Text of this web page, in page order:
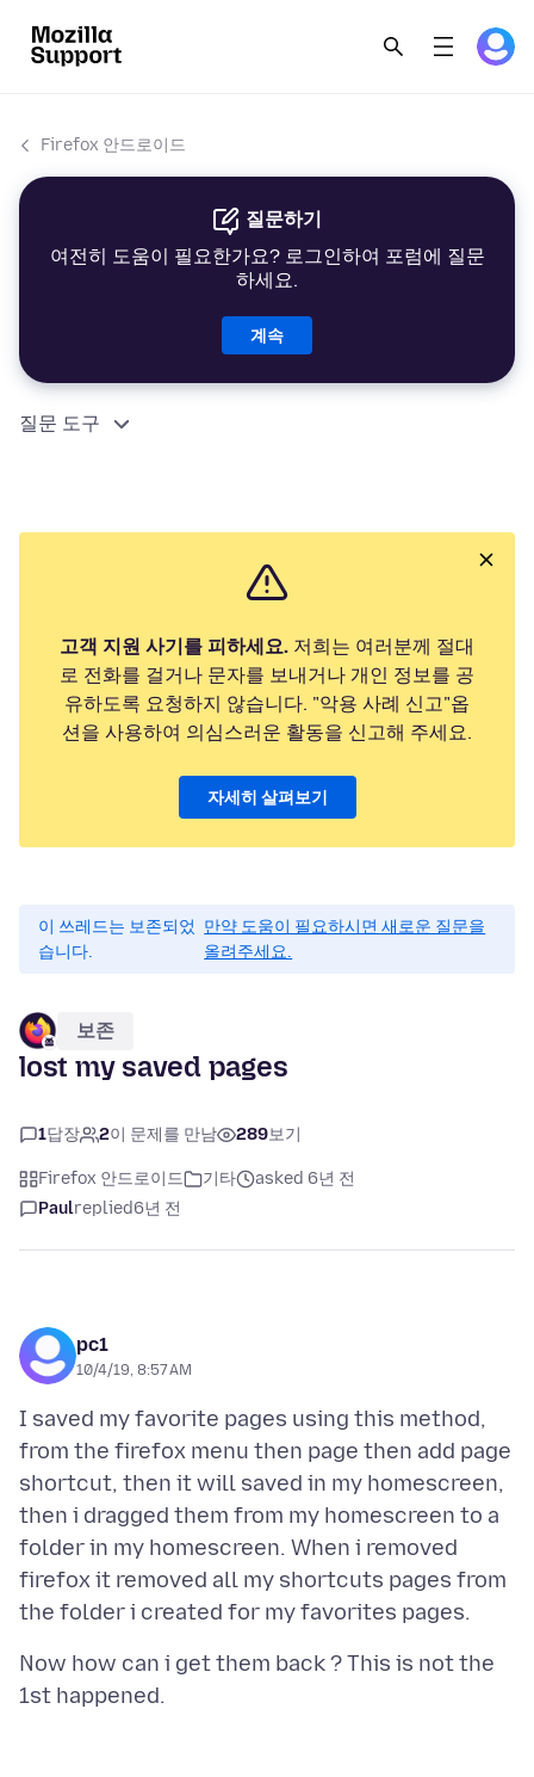
Firefox 안드로이드
질문하기
여전히 도움이 필요한가요? 로그인하여 포럼에 질문
하세요.
계속
질문 도구
고객 지원 사기를 피하세요. 저희는 여러분께 절대
로 전화를 걸거나 문자를 보내거나 개인 정보를 공
유하도록 요청하지 않습니다. "악용 사례 신고"옵
션을 사용하여 의심스러운 활동을 신고해 주세요.
자세히 살펴보기
이 쓰레드는 보존되었
습니다.
만약 도움이 필요하시면 새로운 질문을
올려주세요.
보존
lost my saved pages
1답장 2이 문제를 만남 289보기
Firefox 안드로이드 기타
asked 6년 전
Paulreplied6년 전
pc1
10/4/19, 8:57 AM
I saved my favorite pages using this method,
from the firefox menu then page then add page
shortcut, then it will saved in my homescreen,
then i dragged them from my homescreen to a
folder in my homescreen. When i removed
firefox it removed all my shortcuts pages from
Now how can i get them back ? This is not the